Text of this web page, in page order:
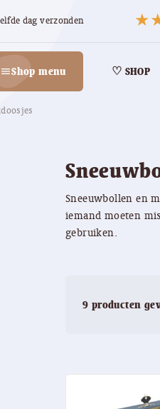
dag verzonden
menuShop menu ♡ SHOP
Sneeuwbollen en
iemand moeten
gebruiken.
9 producten